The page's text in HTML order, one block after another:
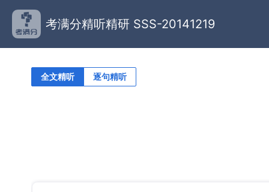
考满分精听精研 SSS-20141219
全文精听 逐句精听